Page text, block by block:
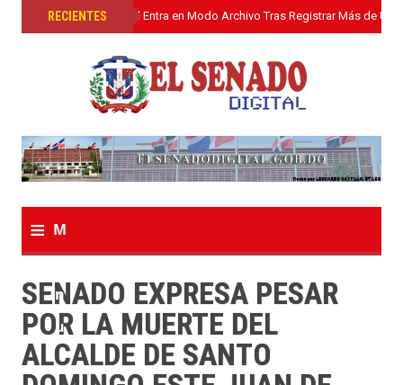
RECIENTES
»El Senado Digital Entra en Modo Archivo Tras Registrar Más de Un
≡ M
e
n
u
SENADO EXPRESA PESAR
POR LA MUERTE DEL
ALCALDE DE SANTO